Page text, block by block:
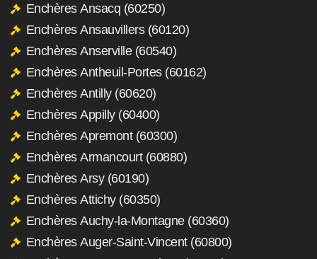
Enchères Ansacq (60250)
Enchères Ansauvillers (60120)
Enchères Anserville (60540)
Enchères Antheuil-Portes (60162)
Enchères Antilly (60620)
Enchères Appilly (60400)
Enchères Apremont (60300)
Enchères Armancourt (60880)
Enchères Arsy (60190)
Enchères Attichy (60350)
Enchères Auchy-la-Montagne (60360)
Enchères Auger-Saint-Vincent (60800)